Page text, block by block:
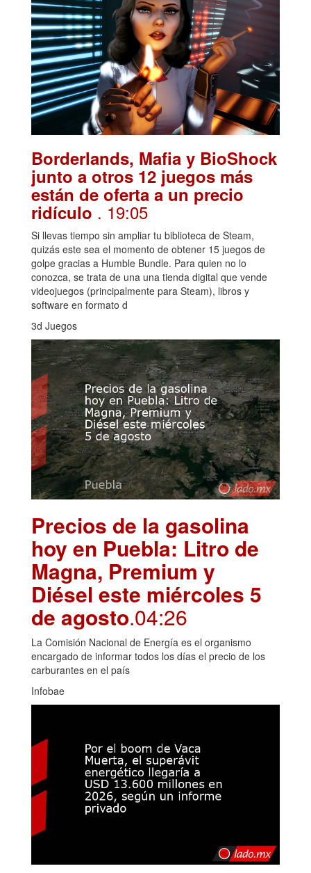
Borderlands, Mafia y BioShock
junto a otros 12 juegos más
están de oferta a un precio
ridículo . 19:05
Si llevas tiempo sin ampliar tu biblioteca de Steam,
quizás este sea el momento de obtener 15 juegos de
golpe gracias a Humble Bundle. Para quien no lo
conozca, se trata de una una tienda digital que vende
videojuegos (principalmente para Steam), libros y
software en formato d
3d Juegos
Precios de la gasolina
hoy en Puebla: Litro de
Magna, Premium y
Diésel este miércoles 5
de agosto.04:26
La Comisión Nacional de Energía es el organismo
encargado de informar todos los días el precio de los
carburantes en el país
Infobae